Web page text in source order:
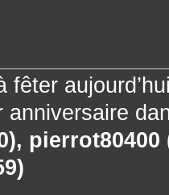
fêter
anniversaire
pierrot80400